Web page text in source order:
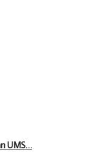
UMS…